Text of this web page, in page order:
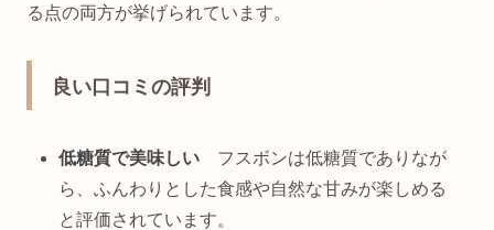
る点の両方が挙げられています。
良い口コミの評判
低糖質で美味しい フスボンは低糖質でありなが
ら、ふんわりとした食感や自然な甘みが楽しめる
と評価されています。